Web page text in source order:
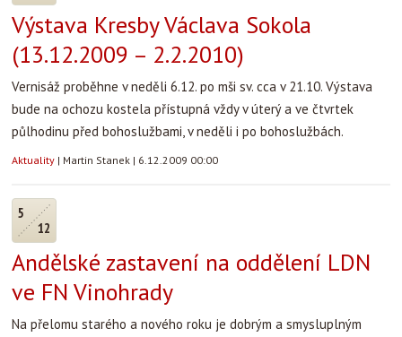
Výstava Kresby Václava Sokola
(13.12.2009 – 2.2.2010)
Vernisáž proběhne v neděli 6.12. po mši sv. cca v 21.10. Výstava
bude na ochozu kostela přístupná vždy v úterý a ve čtvrtek
půlhodinu před bohoslužbami, v neděli i po bohoslužbách.
Aktuality | Martin Stanek | 6.12.2009 00:00
5
12
Andělské zastavení na oddělení LDN
ve FN Vinohrady
Na přelomu starého a nového roku je dobrým a smysluplným